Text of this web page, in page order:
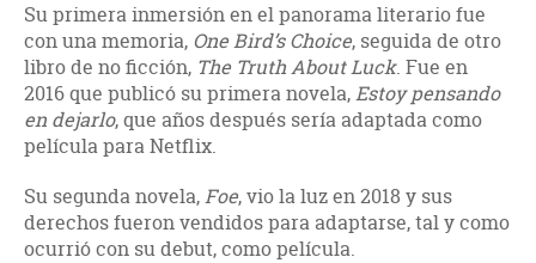
Su primera inmersión en el panorama literario fue
con una memoria, One Bird’s Choice, seguida de otro
libro de no ficción, The Truth About Luck. Fue en
2016 que publicó su primera novela,Estoy pensando
en dejarlo, que años después sería adaptada como
película para Netflix.
Su segunda novela,Foe, vio la luz en 2018 y sus
derechos fueron vendidos para adaptarse, tal y como
ocurrió con su debut, como película.